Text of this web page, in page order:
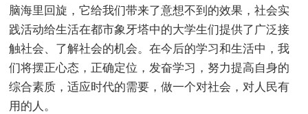
脑海里回旋，它给我们带来了意想不到的效果，社会实
践活动给生活在都市象牙塔中的大学生们提供了广泛接
触社会、了解社会的机会。在今后的学习和生活中，我
们将摆正心态，正确定位，发奋学习，努力提高自身的
综合素质，适应时代的需要，做一个对社会，对人民有
用的人。